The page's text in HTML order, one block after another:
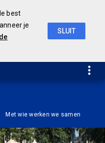
Met wie werken we samen
best
je
de
SLUIT